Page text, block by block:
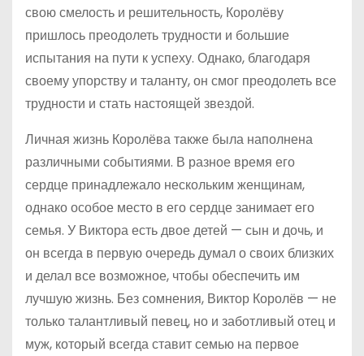
свою смелость и решительность, Королёву
пришлось преодолеть трудности и большие
испытания на пути к успеху. Однако, благодаря
своему упорству и таланту, он смог преодолеть все
трудности и стать настоящей звездой.
Личная жизнь Королёва также была наполнена
различными событиями. В разное время его
сердце принадлежало нескольким женщинам,
однако особое место в его сердце занимает его
семья. У Виктора есть двое детей — сын и дочь, и
он всегда в первую очередь думал о своих близких
и делал все возможное, чтобы обеспечить им
лучшую жизнь. Без сомнения, Виктор Королёв — не
только талантливый певец, но и заботливый отец и
муж, который всегда ставит семью на первое